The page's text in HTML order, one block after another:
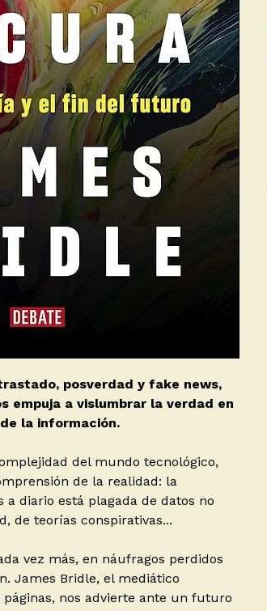
posverdad y fake news,
empuja a vislumbrar la verdad en
la información.
del mundo tecnológico,
de la realidad: la
diario está plagada de datos no
de teorías conspirativas...
vez más, en náufragos perdidos
James Bridle, el mediático
nos advierte ante un futuro